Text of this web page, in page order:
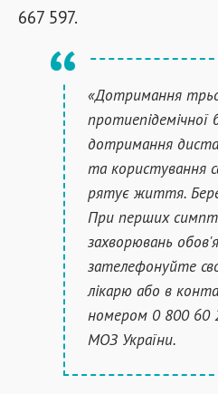
667 597.
«Дотримання
протиепідемічної
дотримання
та користування
рятує життя.
При перших
захворювань
зателефонуйте
лікарю або в
номером 0 800 60
МОЗ України.